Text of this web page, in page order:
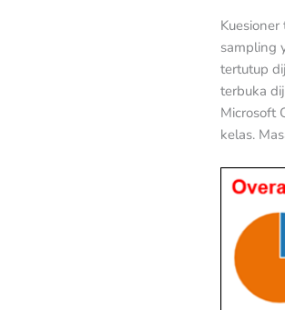
sampling
tertutup
terbuka
Microsoft
kelas.